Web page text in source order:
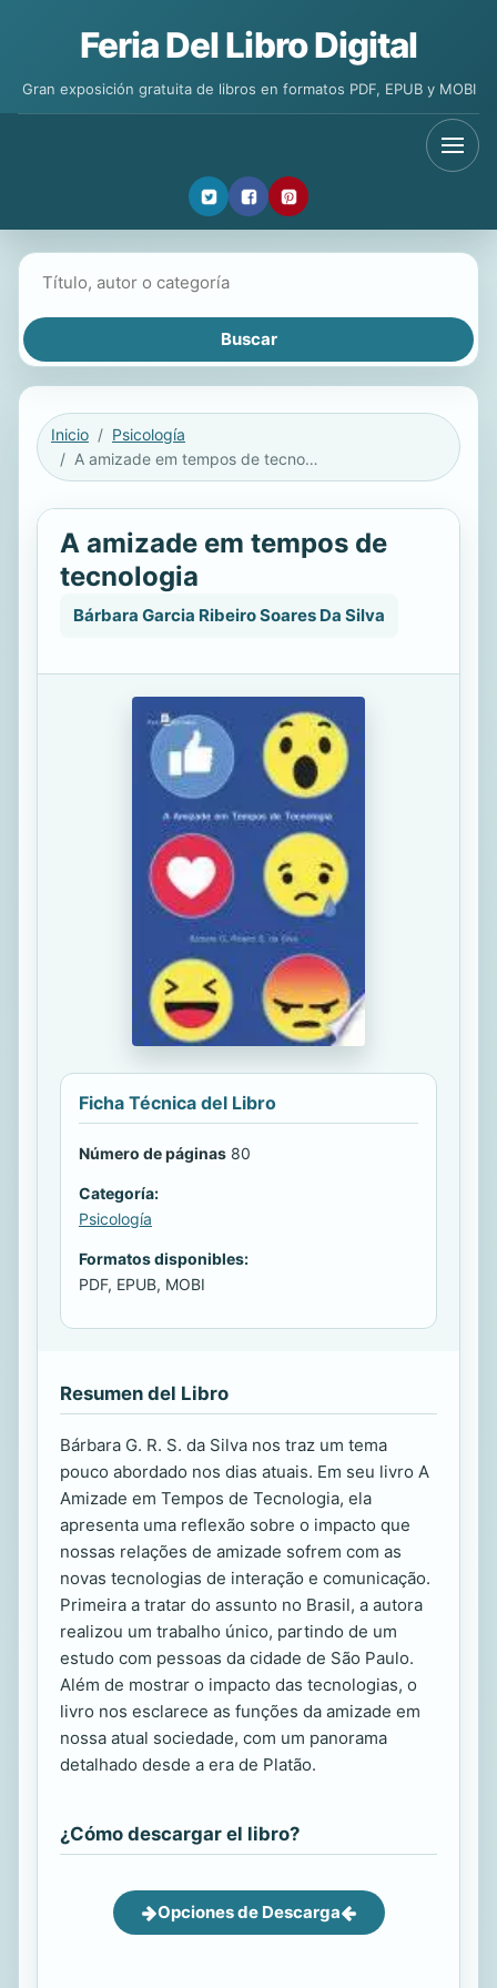
Feria Del Libro Digital
Gran exposición gratuita de libros en formatos PDF, EPUB y MOBI
Inicio
Psicología
A amizade em tempos de tecnologia
A amizade em tempos de
tecnologia
Bárbara Garcia Ribeiro Soares Da Silva
Ficha Técnica del Libro
Número de páginas 80
Categoría:
Psicología
Formatos disponibles:
PDF, EPUB, MOBI
Resumen del Libro
Bárbara G. R. S. da Silva nos traz um tema
pouco abordado nos dias atuais. Em seu livro A
Amizade em Tempos de Tecnologia, ela
apresenta uma reflexão sobre o impacto que
nossas relações de amizade sofrem com as
novas tecnologias de interação e comunicação.
Primeira a tratar do assunto no Brasil, a autora
realizou um trabalho único, partindo de um
estudo com pessoas da cidade de São Paulo.
Além de mostrar o impacto das tecnologias, o
livro nos esclarece as funções da amizade em
nossa atual sociedade, com um panorama
detalhado desde a era de Platão.
¿Cómo descargar el libro?
Opciones de Descarga